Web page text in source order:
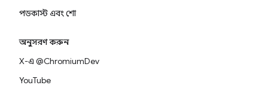
পডকাস্ট এবং শো
অনুসরণ করুন
X-এ @ChromiumDev
YouTube